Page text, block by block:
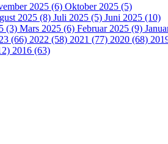
2025 (6) Oktober 2025 (5)
2025 (8) Juli 2025 (5) Juni 2025 (10)
(3) Mars 2025 (6) Februar 2025 (9)
(66) 2022 (58) 2021 (77) 2020 (68)
2016 (63)